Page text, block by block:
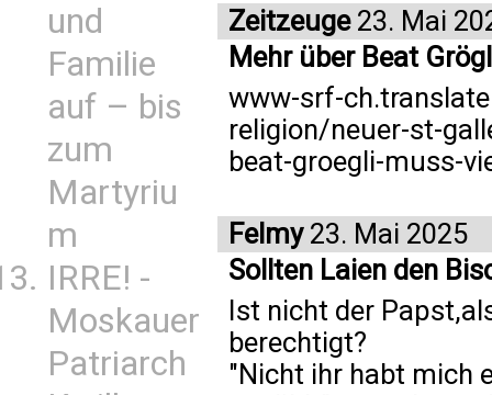
und
Familie
auf – bis
zum
Martyriu
m
IRRE! -
Moskauer
Patriarch
Zeitzeuge23. Mai
Mehr über Beat
www-srf-
religion/neuer-st-
beat-groegli-muss-
Felmy23. Mai 2025
Sollten Laien den
Ist nicht der
berechtigt?
"Nicht ihr habt mich